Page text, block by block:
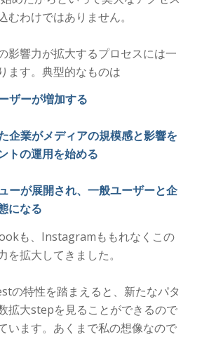
むわけではありません。
影響力が拡大するプロセスには一
ます。典型的なものは
ザーが増加する
企業がメディアの規模感と影響を
トの運用を始める
ーが展開され、一般ユーザーと企
になる
も、Instagramももれなくこの
を拡大してきました。
の特性を踏まえると、新たなパタ
拡大stepを見ることができるので
います。あくまで私の想像なので